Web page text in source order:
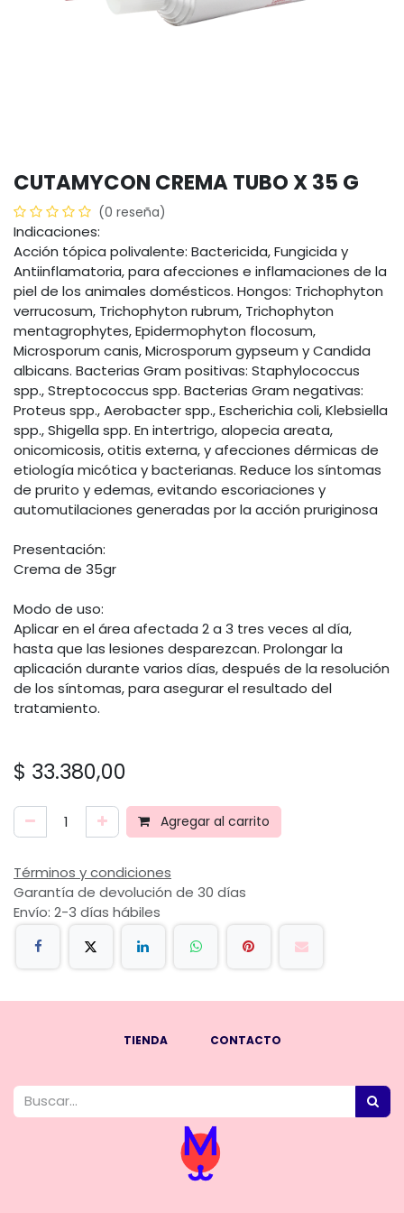
CUTAMYCON CREMA TUBO X 35 G
(0 reseña)
Indicaciones:
Acción tópica polivalente: Bactericida, Fungicida y
Antiinflamatoria, para afecciones e inflamaciones de la
piel de los animales domésticos. Hongos: Trichophyton
verrucosum, Trichophyton rubrum, Trichophyton
mentagrophytes, Epidermophyton flocosum,
Microsporum canis, Microsporum gypseum y Candida
albicans. Bacterias Gram positivas: Staphylococcus
spp., Streptococcus spp. Bacterias Gram negativas:
Proteus spp., Aerobacter spp., Escherichia coli, Klebsiella
spp., Shigella spp. En intertrigo, alopecia areata,
onicomicosis, otitis externa, y afecciones dérmicas de
etiología micótica y bacterianas. Reduce los síntomas
de prurito y edemas, evitando escoriaciones y
automutilaciones generadas por la acción pruriginosa
Presentación:
Crema de 35gr
Modo de uso:
Aplicar en el área afectada 2 a 3 tres veces al día,
hasta que las lesiones desparezcan. Prolongar la
aplicación durante varios días, después de la resolución
de los síntomas, para asegurar el resultado del
tratamiento.
$ 33.380,00
Agregar al carrito
Términos y condiciones
Garantía de devolución de 30 días
Envío: 2-3 días hábiles
TIENDA CONTACTO